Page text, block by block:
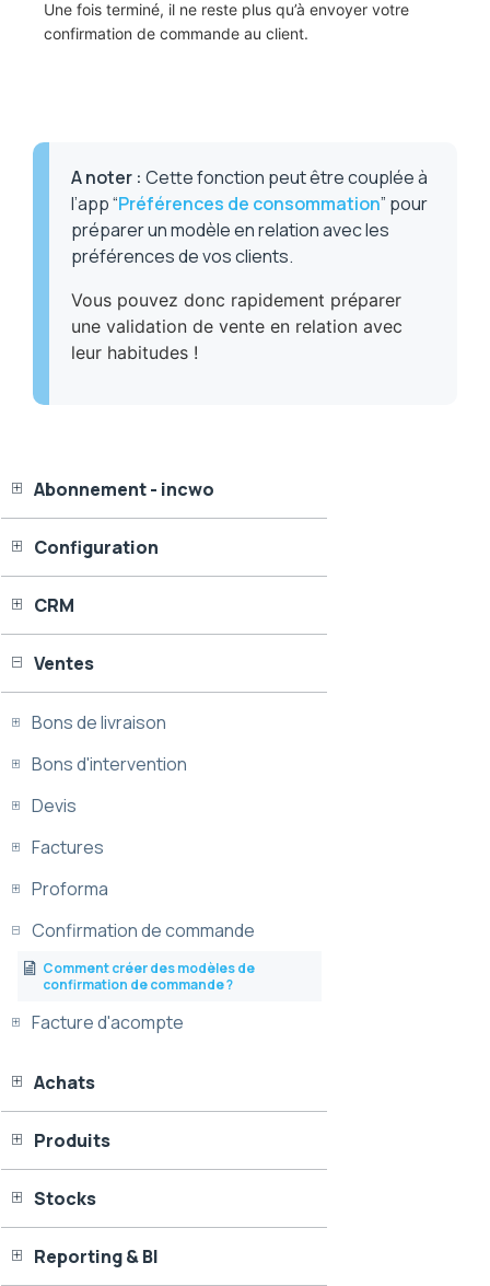
Abonnement - incwo
Configuration
CRM
Ventes
Bons de livraison
Bons d'intervention
Devis
Factures
Proforma
Confirmation de commande
Comment créer des modèles de
confirmation de commande ?
Facture d'acompte
Achats
Produits
Stocks
Reporting & BI
Une fois terminé, il ne reste plus qu’à envoyer votre
confirmation de commande au client.
A noter : Cette fonction peut être couplée à
l’app “Préférences de consommation” pour
préparer un modèle en relation avec les
préférences de vos clients.
Vous pouvez donc rapidement préparer
une validation de vente en relation avec
leur habitudes !